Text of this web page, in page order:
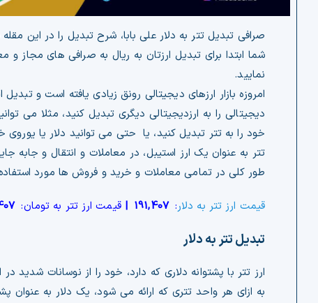
صرافی تبدیل تتر به دلار علی بابا، شرح تبدیل را در این
شما ابتدا برای تبدیل ارزتان به ریال به صرافی های مجاز
نمایید.
امروزه بازار ارزهای دیجیتالی رونق زیادی یافته است و
دیجیتالی را به ارزدیجیتالی دیگری تبدیل کنید، مثلا می
خود را به تتر تبدیل کنید، یا حتی می توانید دلار یا
تتر به عنوان یک ارز استیبل، در معاملات و انتقال و
طور کلی در تمامی معاملات و خرید و فروش ها مورد استفاده
قیمت ارز تتر به دلار:
191,407
|قیمت ارز تتر به تومان:
تبدیل تتر به دلار
ارز تتر با پشتوانه دلاری که دارد، خود را از نوسانات
به ازای هر واحد تتری که ارائه می شود، یک دلار به عنوان